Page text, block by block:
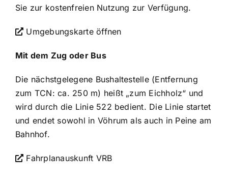
Sie zur kostenfreien Nutzung zur Verfügung.
Umgebungskarte öffnen
Mit dem Zug oder Bus
Die nächstgelegene Bushaltestelle (Entfernung
zum TCN: ca. 250 m) heißt „zum Eichholz“ und
wird durch die Linie 522 bedient. Die Linie startet
und endet sowohl in Vöhrum als auch in Peine am
Bahnhof.
Fahrplanauskunft VRB